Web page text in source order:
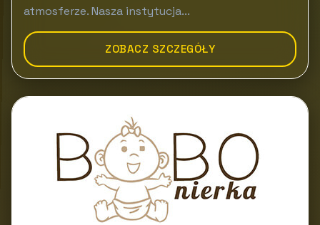
atmosferze. Nasza instytucja...
ZOBACZ SZCZEGÓŁY